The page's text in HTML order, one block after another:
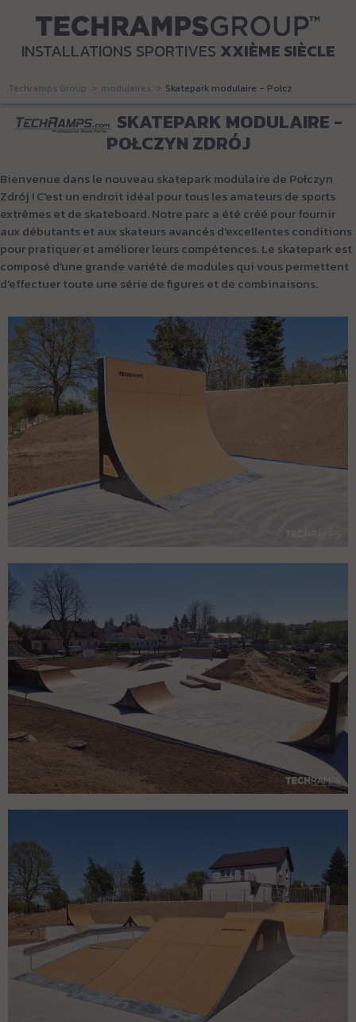
INSTALLATIONS SPORTIVES XXIÈME SIÈCLE
Techramps Group modulaires Skatepark modulaire - Połczyn Zdrój
SKATEPARK MODULAIRE -
POŁCZYN ZDRÓJ
Bienvenue dans le nouveau skatepark modulaire de Połczyn
Zdrój ! C'est un endroit idéal pour tous les amateurs de sports
extrêmes et de skateboard. Notre parc a été créé pour fournir
aux débutants et aux skateurs avancés d'excellentes conditions
pour pratiquer et améliorer leurs compétences. Le skatepark est
composé d'une grande variété de modules qui vous permettent
d'effectuer toute une série de figures et de combinaisons.